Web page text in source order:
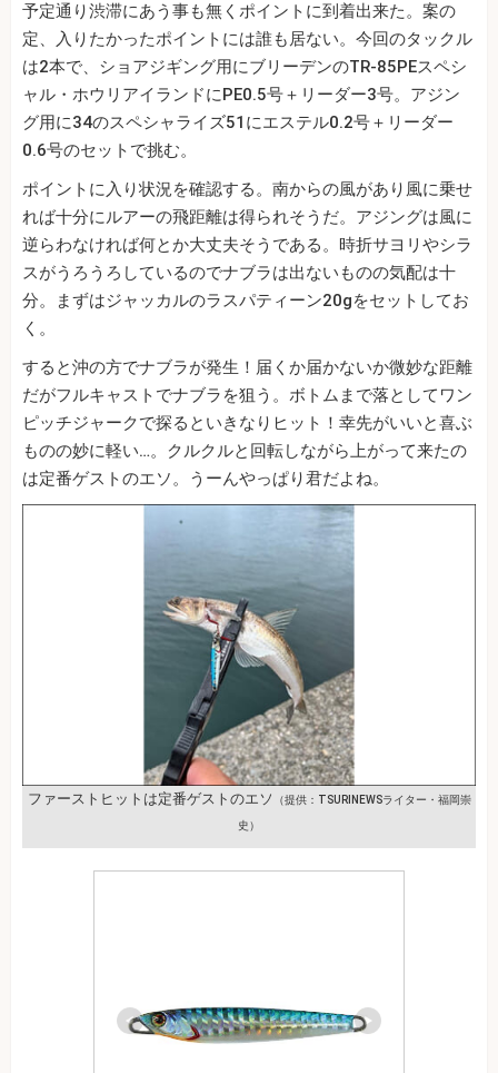
予定通り渋滞にあう事も無くポイントに到着出来た。案の
定、入りたかったポイントには誰も居ない。今回のタックル
は2本で、ショアジギング用にブリーデンのTR‐85PEスペシ
ャル・ホウリアイランドにPE0.5号＋リーダー3号。アジン
グ用に34のスペシャライズ51にエステル0.2号＋リーダー
0.6号のセットで挑む。
ポイントに入り状況を確認する。南からの風があり風に乗せ
れば十分にルアーの飛距離は得られそうだ。アジングは風に
逆らわなければ何とか大丈夫そうである。時折サヨリやシラ
スがうろうろしているのでナブラは出ないものの気配は十
分。まずはジャッカルのラスパティーン20gをセットしてお
く。
すると沖の方でナブラが発生！届くか届かないか微妙な距離
だがフルキャストでナブラを狙う。ボトムまで落としてワン
ピッチジャークで探るといきなりヒット！幸先がいいと喜ぶ
ものの妙に軽い…。クルクルと回転しながら上がって来たの
は定番ゲストのエソ。うーんやっぱり君だよね。
ファーストヒットは定番ゲストのエソ （提供：TSURINEWSライター・福岡崇
史）